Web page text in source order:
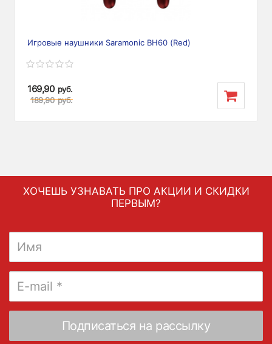
Игровые наушники Saramonic BH60 (Red)
169,90 руб.
189,90 руб.
ХОЧЕШЬ УЗНАВАТЬ ПРО АКЦИИ И СКИДКИ
ПЕРВЫМ?